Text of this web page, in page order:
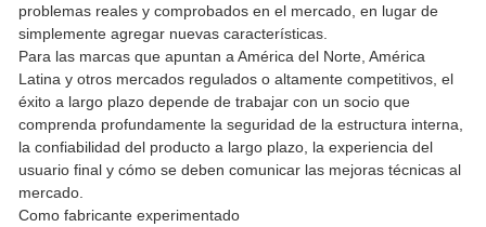
problemas reales y comprobados en el mercado, en lugar de
simplemente agregar nuevas características.
Para las marcas que apuntan a América del Norte, América
Latina y otros mercados regulados o altamente competitivos, el
éxito a largo plazo depende de trabajar con un socio que
comprenda profundamente la seguridad de la estructura interna,
la confiabilidad del producto a largo plazo, la experiencia del
usuario final y cómo se deben comunicar las mejoras técnicas al
mercado.
Como fabricante experimentado